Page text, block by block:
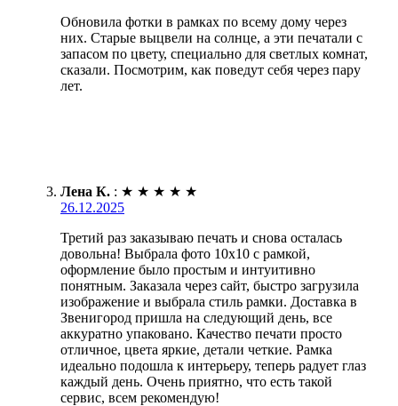
Обновила фотки в рамках по всему дому через
них. Старые выцвели на солнце, а эти печатали с
запасом по цвету, специально для светлых комнат,
сказали. Посмотрим, как поведут себя через пару
лет.
Лена К. : ★ ★ ★ ★ ★
26.12.2025
Третий раз заказываю печать и снова осталась
довольна! Выбрала фото 10х10 с рамкой,
оформление было простым и интуитивно
понятным. Заказала через сайт, быстро загрузила
изображение и выбрала стиль рамки. Доставка в
Звенигород пришла на следующий день, все
аккуратно упаковано. Качество печати просто
отличное, цвета яркие, детали четкие. Рамка
идеально подошла к интерьеру, теперь радует глаз
каждый день. Очень приятно, что есть такой
сервис, всем рекомендую!